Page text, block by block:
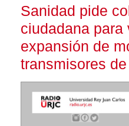
Sanidad pide
ciudadana para
expansión de
transmisores